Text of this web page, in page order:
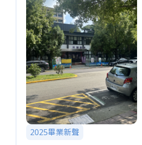
更多驚喜。
2025畢業新聲